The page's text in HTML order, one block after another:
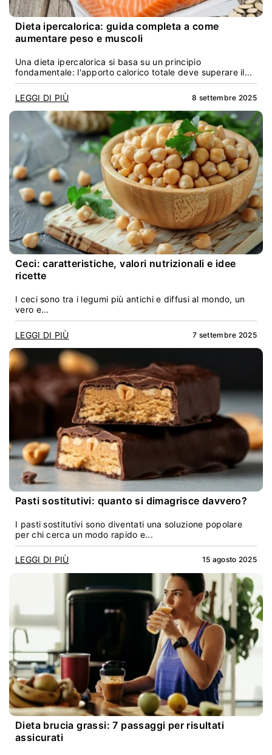
Dieta ipercalorica: guida completa a come
aumentare peso e muscoli
Una dieta ipercalorica si basa su un principio
fondamentale: l'apporto calorico totale deve superare il...
LEGGI DI PIÙ 8 settembre 2025
Ceci: caratteristiche, valori nutrizionali e idee
ricette
I ceci sono tra i legumi più antichi e diffusi al mondo, un
vero e...
LEGGI DI PIÙ 7 settembre 2025
Pasti sostitutivi: quanto si dimagrisce davvero?
I pasti sostitutivi sono diventati una soluzione popolare
per chi cerca un modo rapido e...
LEGGI DI PIÙ 15 agosto 2025
Dieta brucia grassi: 7 passaggi per risultati
assicurati